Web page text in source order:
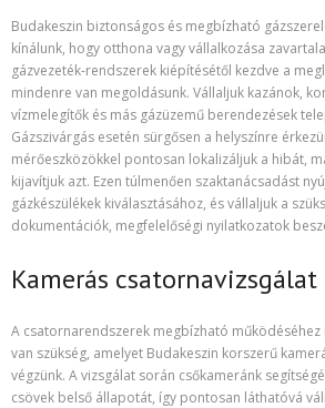
Budakeszin biztonságos és megbízható
kínálunk, hogy otthona vagy vállalkozása
gázvezeték-rendszerek kiépítésétől kezdve a
mindenre van megoldásunk. Vállaljuk kazánok,
vízmelegítők és más gázüzemű berendezések
Gázszivárgás esetén sürgősen a helyszínre
mérőeszközökkel pontosan lokalizáljuk a hibát,
kijavítjuk azt. Ezen túlmenően szaktanácsadást
gázkészülékek kiválasztásához, és vállaljuk a
dokumentációk, megfelelőségi nyilatkozatok
Kamerás
A csatornarendszerek megbízható
van szükség, amelyet Budakeszin korszerű
végzünk. A vizsgálat során csőkameránk
csövek belső állapotát, így pontosan láthatóvá